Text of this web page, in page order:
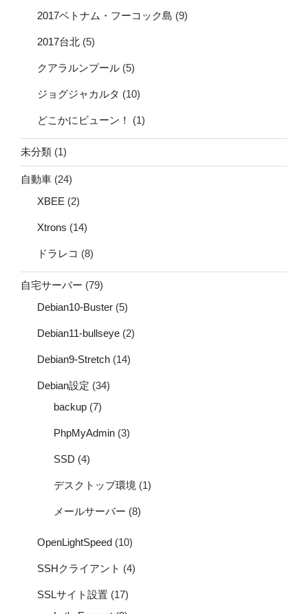
2017ベトナム・フーコック島 (9)
2017台北 (5)
クアラルンプール (5)
ジョグジャカルタ (10)
どこかにビューン！ (1)
未分類 (1)
自動車 (24)
XBEE (2)
Xtrons (14)
ドラレコ (8)
自宅サーバー (79)
Debian10-Buster (5)
Debian11-bullseye (2)
Debian9-Stretch (14)
Debian設定 (34)
backup (7)
PhpMyAdmin (3)
SSD (4)
デスクトップ環境 (1)
メールサーバー (8)
OpenLightSpeed (10)
SSHクライアント (4)
SSLサイト設置 (17)